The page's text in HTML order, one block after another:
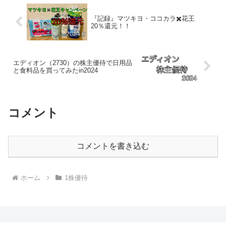
『記録』マツキヨ・ココカラ✖️花王
20％還元！！
エディオン（2730）の株主優待で日用品
と食料品を買ってみたin2024
コメント
コメントを書き込む
ホーム 1株優待